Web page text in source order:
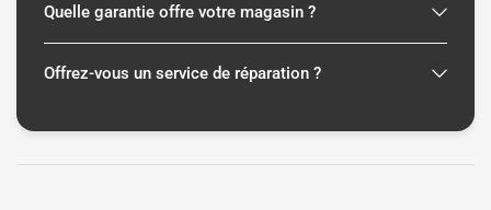
Quelle garantie offre votre magasin ?
Offrez-vous un service de réparation ?